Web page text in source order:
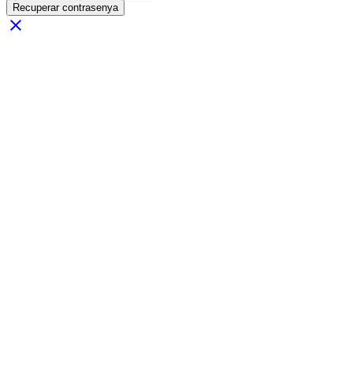
Recuperar contrasenya
close